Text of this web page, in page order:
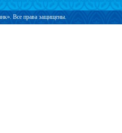
Все права защищены.